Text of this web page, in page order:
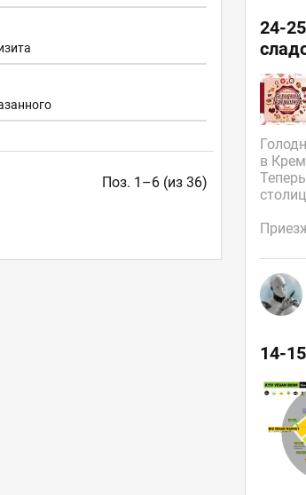
Поз. 1–6 (из 36)
24-
в
14-